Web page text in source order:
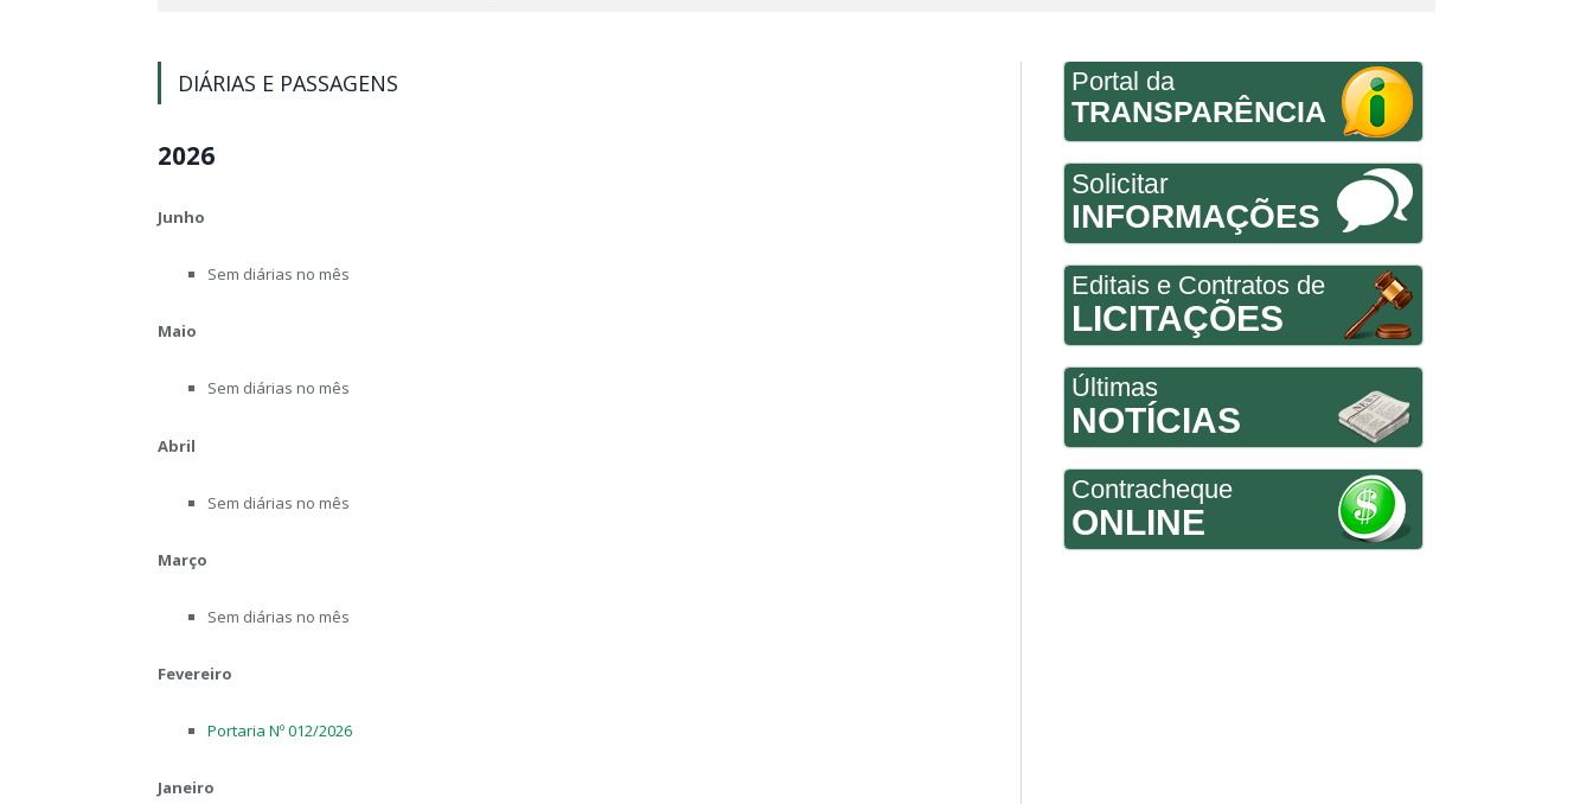
DIÁRIAS E PASSAGENS
2026
Junho
Sem diárias no mês
Maio
Sem diárias no mês
Abril
Sem diárias no mês
Março
Sem diárias no mês
Fevereiro
Portaria Nº 012/2026
Janeiro
Portal da
TRANSPARÊNCIA
Solicitar
INFORMAÇÕES
Editais e Contratos de
LICITAÇÕES
Últimas
NOTÍCIAS
Contracheque
ONLINE